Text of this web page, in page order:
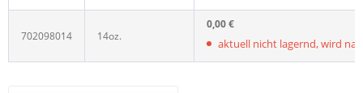
702098014 14oz.
0,00 €
aktuell nicht lagernd, wird